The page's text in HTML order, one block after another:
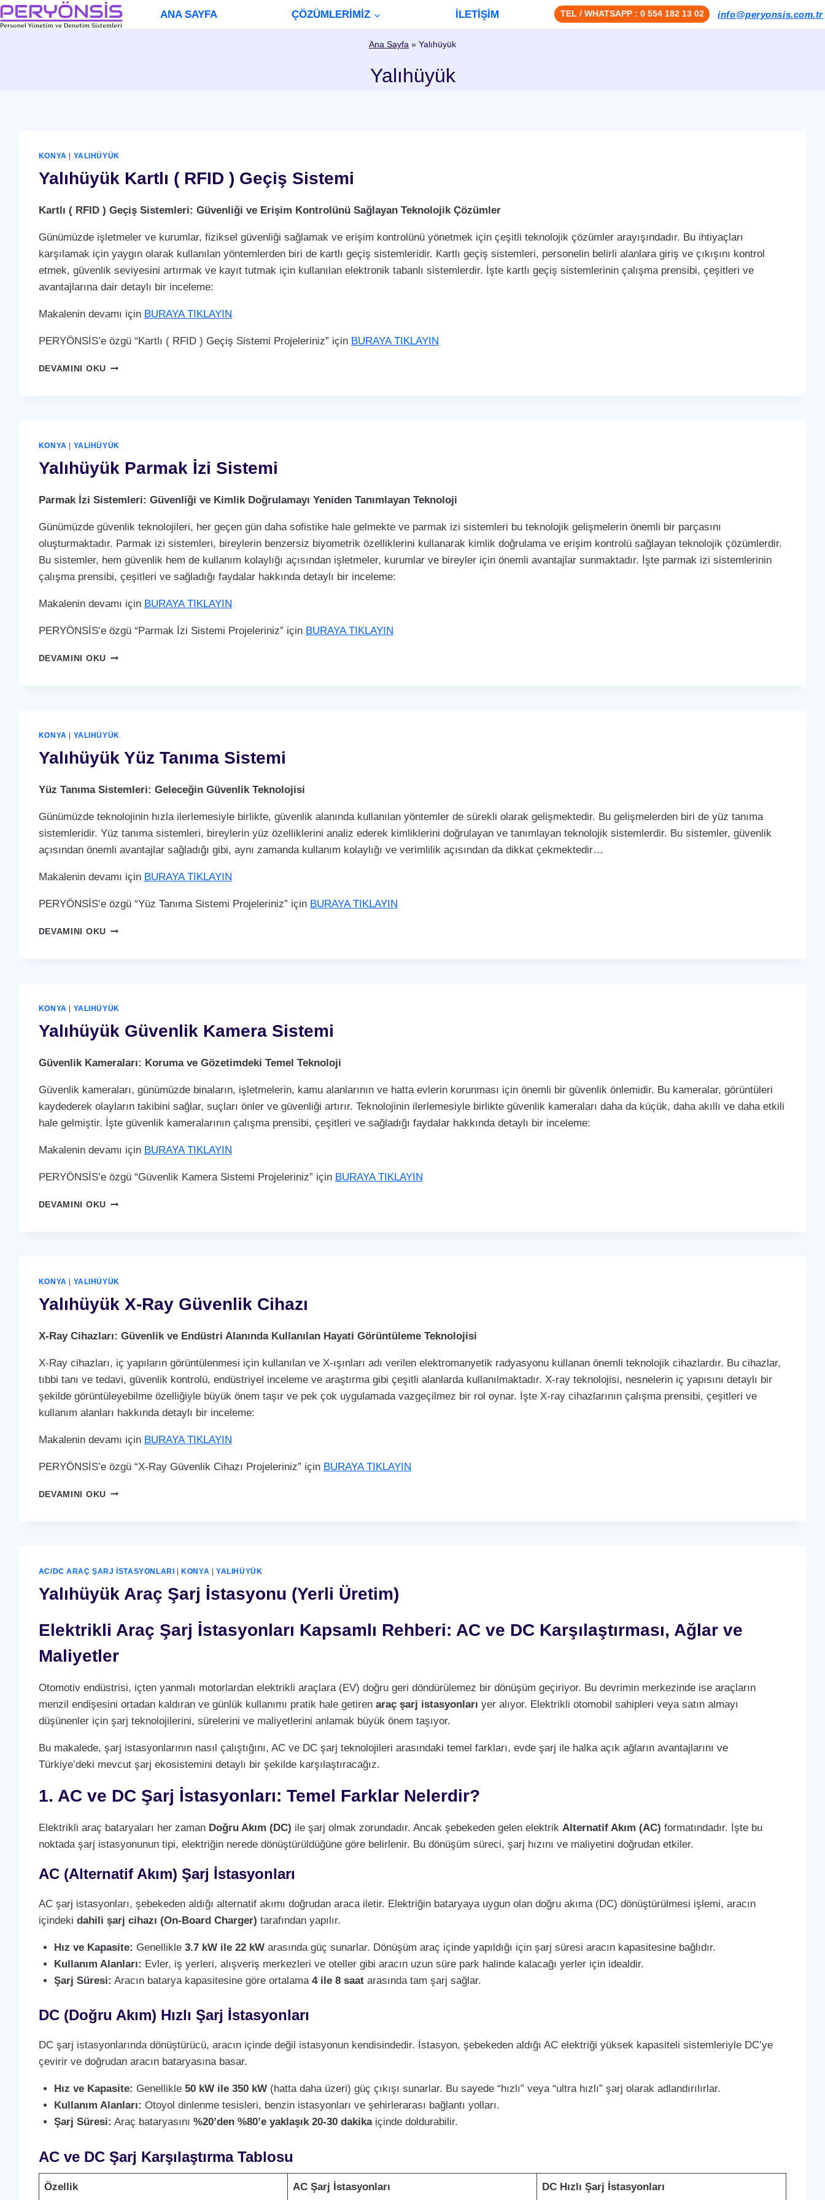
Skip
to
ANA SAYFA ÇÖZÜMLERİMİZ İLETİŞİM TEL / WHATSAPP : 0 554 182 13 02 info@peryonsis.com.tr
Ana Sayfa » Yalıhüyük
Yalıhüyük
KONYA YALIHÜYÜK
Yalıhüyük Kartlı ( RFID ) Geçiş Sistemi
Kartlı ( RFID ) Geçiş Sistemleri: Güvenliği ve Erişim Kontrolünü Sağlayan Teknolojik Çözümler
Günümüzde işletmeler ve kurumlar, fiziksel güvenliği sağlamak ve erişim kontrolünü yönetmek için çeşitli teknolojik çözümler arayışındadır. Bu ihtiyaçları
karşılamak için yaygın olarak kullanılan yöntemlerden biri de kartlı geçiş sistemleridir. Kartlı geçiş sistemleri, personelin belirli alanlara giriş ve çıkışını kontrol
etmek, güvenlik seviyesini artırmak ve kayıt tutmak için kullanılan elektronik tabanlı sistemlerdir. İşte kartlı geçiş sistemlerinin çalışma prensibi, çeşitleri ve
avantajlarına dair detaylı bir inceleme:
Makalenin devamı için BURAYA TIKLAYIN
PERYÖNSİS’e özgü “Kartlı ( RFID ) Geçiş Sistemi Projeleriniz” için BURAYA TIKLAYIN
DEVAMINI OKUYALIHÜYÜK
SISTEMI
KONYA YALIHÜYÜK
Yalıhüyük Parmak İzi Sistemi
Parmak İzi Sistemleri: Güvenliği ve Kimlik Doğrulamayı Yeniden Tanımlayan Teknoloji
Günümüzde güvenlik teknolojileri, her geçen gün daha sofistike hale gelmekte ve parmak izi sistemleri bu teknolojik gelişmelerin önemli bir parçasını
oluşturmaktadır. Parmak izi sistemleri, bireylerin benzersiz biyometrik özelliklerini kullanarak kimlik doğrulama ve erişim kontrolü sağlayan teknolojik çözümlerdir.
Bu sistemler, hem güvenlik hem de kullanım kolaylığı açısından işletmeler, kurumlar ve bireyler için önemli avantajlar sunmaktadır. İşte parmak izi sistemlerinin
çalışma prensibi, çeşitleri ve sağladığı faydalar hakkında detaylı bir inceleme:
Makalenin devamı için BURAYA TIKLAYIN
PERYÖNSİS’e özgü “Parmak İzi Sistemi Projeleriniz” için BURAYA TIKLAYIN
DEVAMINI OKUYALIHÜYÜK
KONYA YALIHÜYÜK
Yalıhüyük Yüz Tanıma Sistemi
Yüz Tanıma Sistemleri: Geleceğin Güvenlik Teknolojisi
Günümüzde teknolojinin hızla ilerlemesiyle birlikte, güvenlik alanında kullanılan yöntemler de sürekli olarak gelişmektedir. Bu gelişmelerden biri de yüz tanıma
sistemleridir. Yüz tanıma sistemleri, bireylerin yüz özelliklerini analiz ederek kimliklerini doğrulayan ve tanımlayan teknolojik sistemlerdir. Bu sistemler, güvenlik
açısından önemli avantajlar sağladığı gibi, aynı zamanda kullanım kolaylığı ve verimlilik açısından da dikkat çekmektedir…
Makalenin devamı için BURAYA TIKLAYIN
PERYÖNSİS’e özgü “Yüz Tanıma Sistemi Projeleriniz” için BURAYA TIKLAYIN
DEVAMINI OKUYALIHÜYÜK
KONYA YALIHÜYÜK
Yalıhüyük Güvenlik Kamera Sistemi
Güvenlik Kameraları: Koruma ve Gözetimdeki Temel Teknoloji
Güvenlik kameraları, günümüzde binaların, işletmelerin, kamu alanlarının ve hatta evlerin korunması için önemli bir güvenlik önlemidir. Bu kameralar, görüntüleri
kaydederek olayların takibini sağlar, suçları önler ve güvenliği artırır. Teknolojinin ilerlemesiyle birlikte güvenlik kameraları daha da küçük, daha akıllı ve daha etkili
hale gelmiştir. İşte güvenlik kameralarının çalışma prensibi, çeşitleri ve sağladığı faydalar hakkında detaylı bir inceleme:
Makalenin devamı için BURAYA TIKLAYIN
PERYÖNSİS’e özgü “Güvenlik Kamera Sistemi Projeleriniz” için BURAYA TIKLAYIN
DEVAMINI OKUYALIHÜYÜK
KONYA | YALIHÜYÜK
Yalıhüyük X-Ray Güvenlik Cihazı
X-Ray Cihazları: Güvenlik ve Endüstri Alanında Kullanılan Hayati Görüntüleme Teknolojisi
X-Ray cihazları, iç yapıların görüntülenmesi için kullanılan ve X-ışınları adı verilen elektromanyetik radyasyonu kullanan önemli teknolojik cihazlardır. Bu cihazlar,
tıbbi tanı ve tedavi, güvenlik kontrolü, endüstriyel inceleme ve araştırma gibi çeşitli alanlarda kullanılmaktadır. X-ray teknolojisi, nesnelerin iç yapısını detaylı bir
şekilde görüntüleyebilme özelliğiyle büyük önem taşır ve pek çok uygulamada vazgeçilmez bir rol oynar. İşte X-ray cihazlarının çalışma prensibi, çeşitleri ve
kullanım alanları hakkında detaylı bir inceleme:
Makalenin devamı için BURAYA TIKLAYIN
PERYÖNSİS’e özgü “X-Ray Güvenlik Cihazı Projeleriniz” için BURAYA TIKLAYIN
DEVAMINI OKUYALIHÜYÜK
AC/DC ARAÇ ŞARJ İSTASYONLARI |KONYA | YALIHÜYÜK
Yalıhüyük Araç Şarj İstasyonu (Yerli Üretim)
Elektrikli Araç Şarj İstasyonları Kapsamlı Rehberi: AC ve DC Karşılaştırması, Ağlar ve
Maliyetler
Otomotiv endüstrisi, içten yanmalı motorlardan elektrikli araçlara (EV) doğru geri döndürülemez bir dönüşüm geçiriyor. Bu devrimin merkezinde ise araçların
menzil endişesini ortadan kaldıran ve günlük kullanımı pratik hale getiren araç şarj istasyonları yer alıyor. Elektrikli otomobil sahipleri veya satın almayı
düşünenler için şarj teknolojilerini, sürelerini ve maliyetlerini anlamak büyük önem taşıyor.
Bu makalede, şarj istasyonlarının nasıl çalıştığını, AC ve DC şarj teknolojileri arasındaki temel farkları, evde şarj ile halka açık ağların avantajlarını ve
Türkiye’deki mevcut şarj ekosistemini detaylı bir şekilde karşılaştıracağız.
1. AC ve DC Şarj İstasyonları: Temel Farklar Nelerdir?
Elektrikli araç bataryaları her zaman Doğru Akım (DC) ile şarj olmak zorundadır. Ancak şebekeden gelen elektrik Alternatif Akım (AC) formatındadır. İşte bu
noktada şarj istasyonunun tipi, elektriğin nerede dönüştürüldüğüne göre belirlenir. Bu dönüşüm süreci, şarj hızını ve maliyetini doğrudan etkiler.
AC (Alternatif Akım) Şarj İstasyonları
AC şarj istasyonları, şebekeden aldığı alternatif akımı doğrudan araca iletir. Elektriğin bataryaya uygun olan doğru akıma (DC) dönüştürülmesi işlemi, aracın
içindeki dahili şarj cihazı (On-Board Charger) tarafından yapılır.
Hız ve Kapasite: Genellikle3.7 kW ile 22 kW arasında güç sunarlar. Dönüşüm araç içinde yapıldığı için şarj süresi aracın kapasitesine bağlıdır.
Kullanım Alanları: Evler, iş yerleri, alışveriş merkezleri ve oteller gibi aracın uzun süre park halinde kalacağı yerler için idealdir.
Şarj Süresi: Aracın batarya kapasitesine göre ortalama4 ile 8 saat arasında tam şarj sağlar.
DC (Doğru Akım) Hızlı Şarj İstasyonları
DC şarj istasyonlarında dönüştürücü, aracın içinde değil istasyonun kendisindedir. İstasyon, şebekeden aldığı AC elektriği yüksek kapasiteli sistemleriyle DC’ye
çevirir ve doğrudan aracın bataryasına basar.
Hız ve Kapasite: Genellikle50 kW ile 350 kW (hatta daha üzeri) güç çıkışı sunarlar. Bu sayede “hızlı” veya “ultra hızlı” şarj olarak adlandırılırlar.
Kullanım Alanları: Otoyol dinlenme tesisleri, benzin istasyonları ve şehirlerarası bağlantı yolları.
Şarj Süresi: Araç bataryasını%20’den %80’e yaklaşık 20-30 dakikaiçinde doldurabilir.
AC ve DC Şarj Karşılaştırma Tablosu
Özellik AC Şarj İstasyonları DC Hızlı Şarj İstasyonları